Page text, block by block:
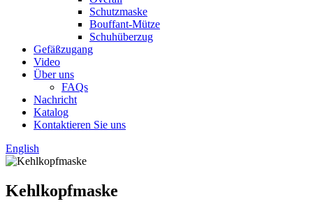
Schutzmaske
Bouffant-Mütze
Schuhüberzug
Gefäßzugang
Video
Über uns
FAQs
Nachricht
Katalog
Kontaktieren Sie uns
English
Kehlkopfmaske